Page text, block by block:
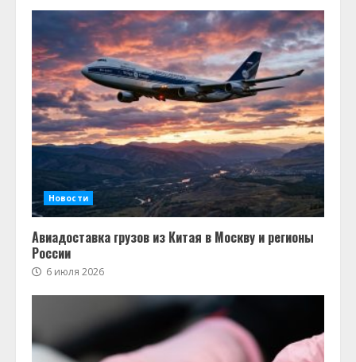
Новости
Авиадоставка грузов из Китая в Москву и регионы
России
6 июля 2026